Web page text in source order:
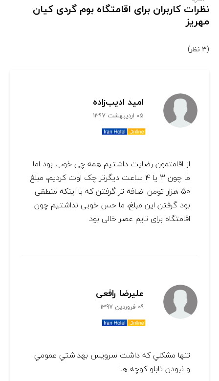
نظرات کاربران برای اقامتگاه بوم گردی کیان
مهریز
(3 نظر)
امید ادیب‌زاده
05 اردیبهشت 1397
از اقامتمون رضایت داشتیم همه چی خوب بود اما
ما چون 3 یا 4 ساعت دیگرتر چک اوت کردیم، مبلغ
50 هزار تومن اضافه تر گرفتن که با اینکه منطقی
بود گرفتن این مبلغ، ما حس خوبی نداشتیم چون
اقامتگاه برای تایم عصر خالی بود
علیرضا رافعی
09 فروردین 1397
تنها مشكلي كه داشت سرويس بهداشتي عمومي
و نبودن تابلو كوچه ها